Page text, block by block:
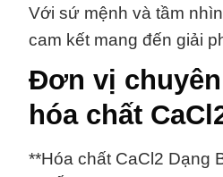
Với sứ mệnh và tầm
cam kết mang đến giải
Đơn vị
hóa chất
**Hóa chất CaCl2 Dạng